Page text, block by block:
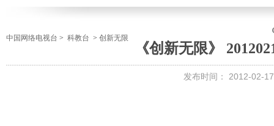
中国网络电视台 > 科教台 > 创新无限
《创新无限》
发布时间： 2012-02-